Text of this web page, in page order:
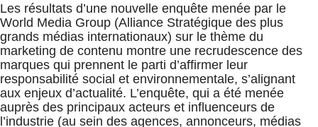
Les résultats d’une nouvelle enquête menée par le
World Media Group (Alliance Stratégique des plus
grands médias internationaux) sur le thème du
marketing de contenu montre une recrudescence des
marques qui prennent le parti d’affirmer leur
responsabilité social et environnementale, s’alignant
aux enjeux d’actualité. L’enquête, qui a été menée
auprès des principaux acteurs et influenceurs de
l’industrie (au sein des agences, annonceurs, médias